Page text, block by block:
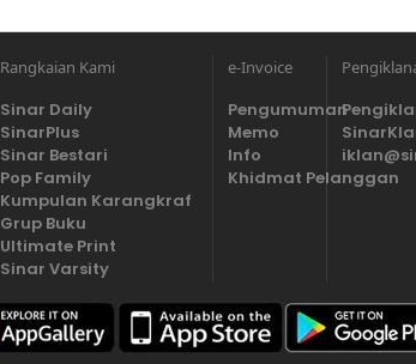
Rangkaian Kami
Sinar Daily
SinarPlus
Sinar Bestari
Pop Family
Kumpulan Karangkraf
Grup Buku
Ultimate Print
Sinar Varsity
e-Invoice
Pengumuman
Memo
Info
Khidmat Pelanggan